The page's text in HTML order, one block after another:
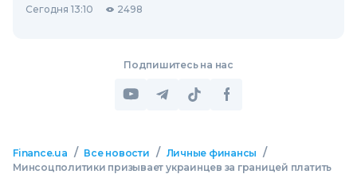
Сегодня 13:10 2498
Подпишитесь на нас
Finance.ua / Все новости / Личные финансы /
Минсоцполитики призывает украинцев за границей платить